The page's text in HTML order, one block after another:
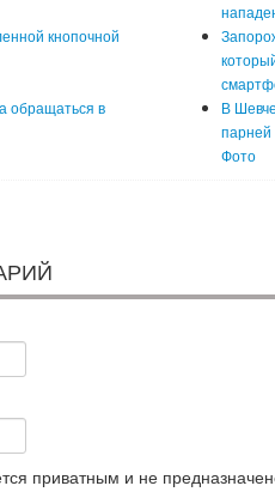
кнопочной
обращаться в
В
парней
Фото
приватным и не